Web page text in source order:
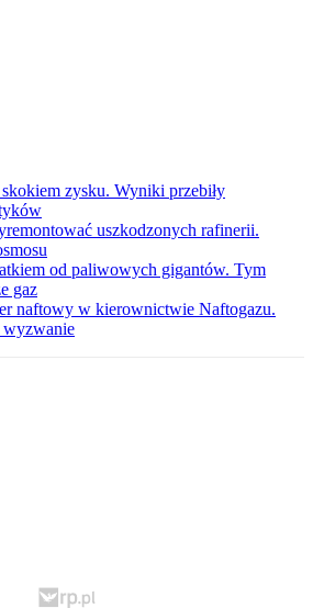
zysku. Wyniki przebiły
uszkodzonych rafinerii.
od paliwowych gigantów. Tym
gaz
naftowy w kierownictwie Naftogazu.